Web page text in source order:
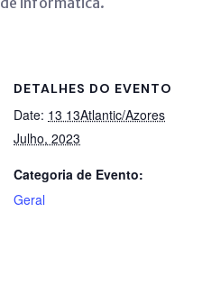
DETALHES DO EVENTO
Date: 13 13Atlantic/Azores
Julho, 2023
Categoria de Evento:
Geral